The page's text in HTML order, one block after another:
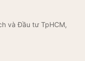
và Đầu tư TpHCM,